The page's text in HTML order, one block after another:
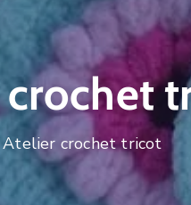
Atelier crochet tricot